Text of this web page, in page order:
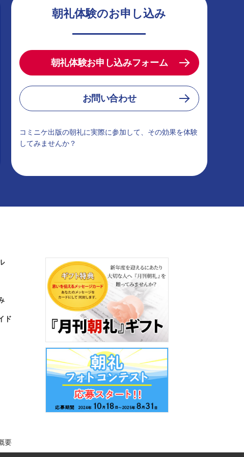
朝礼体験のお申し込み
朝礼体験お申し込みフォーム
お問い合わせ
コミニケ出版の朝礼に実際に参加して、その効果を体験
してみませんか？
ド
要